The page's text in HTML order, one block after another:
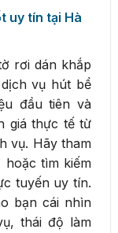
uy tín tại Hà
rơi dán khắp
vụ hút bể
đầu tiên và
giá thực tế từ
vụ. Hãy tham
tìm kiếm
tuyến uy tín.
bạn cái nhìn
thái độ làm